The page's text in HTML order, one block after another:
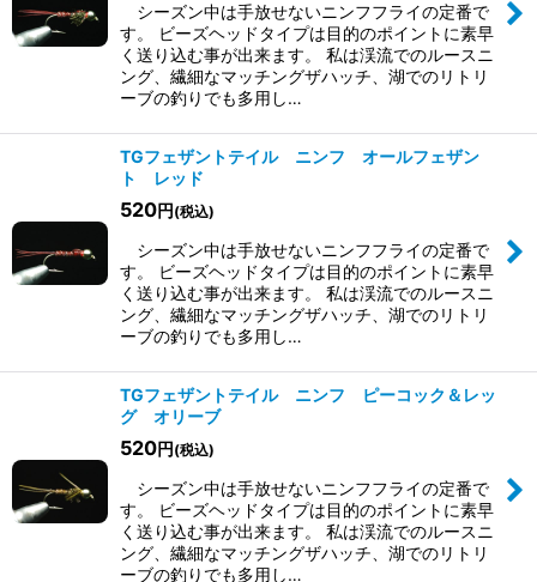
シーズン中は手放せないニンフフライの定番で
す。 ビーズヘッドタイプは目的のポイントに素早
く送り込む事が出来ます。 私は渓流でのルースニ
ング、繊細なマッチングザハッチ、湖でのリトリ
ーブの釣りでも多用し…
TGフェザントテイル ニンフ オールフェザン
ト レッド
520円 (税込)
シーズン中は手放せないニンフフライの定番で
す。 ビーズヘッドタイプは目的のポイントに素早
く送り込む事が出来ます。 私は渓流でのルースニ
ング、繊細なマッチングザハッチ、湖でのリトリ
ーブの釣りでも多用し…
TGフェザントテイル ニンフ ピーコック＆レッ
グ オリーブ
520円 (税込)
シーズン中は手放せないニンフフライの定番で
す。 ビーズヘッドタイプは目的のポイントに素早
く送り込む事が出来ます。 私は渓流でのルースニ
ング、繊細なマッチングザハッチ、湖でのリトリ
ーブの釣りでも多用し…